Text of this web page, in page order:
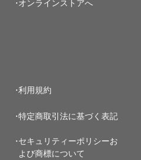
オンラインストアへ
利用規約
特定商取引法に基づく表記
セキュリティーポリシーお
よび商標について